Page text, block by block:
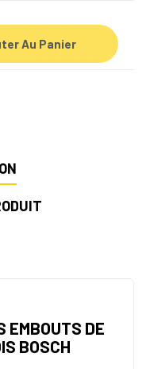
Au Panier
EMBOUTS DE
BOSCH